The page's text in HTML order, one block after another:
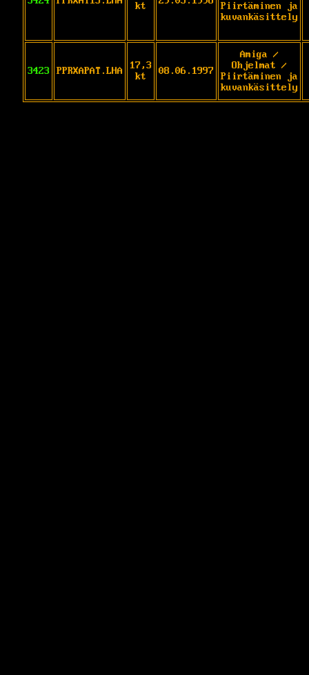
kt
Piirtäminen ja
kuvankäsittely
3423 PPRXAPAT.LHA
17,3
kt
08.06.1997
Amiga /
Ohjelmat /
Piirtäminen ja
kuvankäsittely